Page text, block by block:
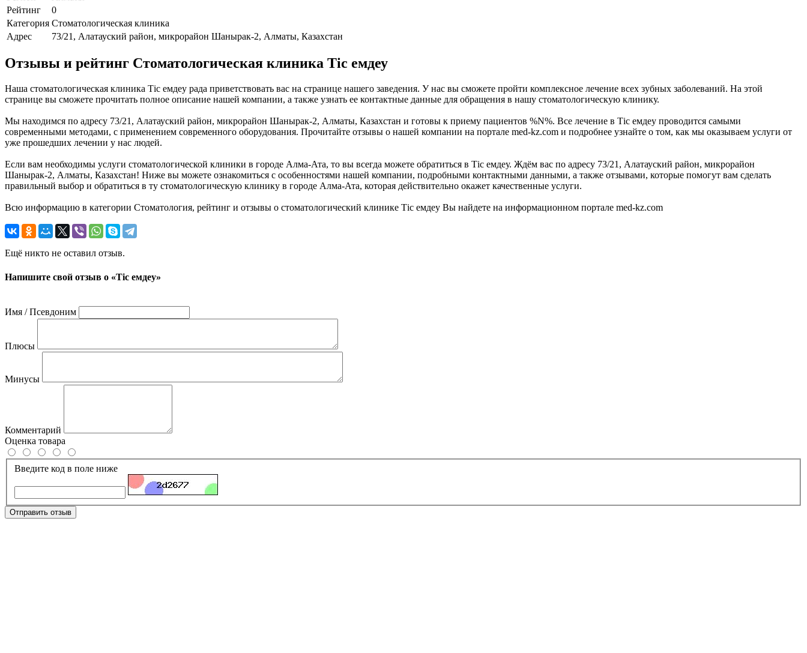
Рейтинг
0
Категория Стоматологическая клиника
Адрес
73/21, Алатауский район, микрорайон Шанырак-2, Алматы, Казахстан
Отзывы и рейтинг Стоматологическая клиника Тiс емдеу
Наша стоматологическая клиника Тiс емдеу рада приветствовать вас на странице нашего заведения. У нас вы сможете пройти комплексное лечение всех зубных заболеваний. На этой
странице вы сможете прочитать полное описание нашей компании, а также узнать ее контактные данные для обращения в нашу стоматологическую клинику.
Мы находимся по адресу 73/21, Алатауский район, микрорайон Шанырак-2, Алматы, Казахстан и готовы к приему пациентов %N%. Все лечение в Тiс емдеу проводится самыми
современными методами, с применением современного оборудования. Прочитайте отзывы о нашей компании на портале med-kz.com и подробнее узнайте о том, как мы оказываем услуги от
уже прошедших лечении у нас людей.
Если вам необходимы услуги стоматологической клиники в городе Алма-Ата, то вы всегда можете обратиться в Тiс емдеу. Ждём вас по адресу 73/21, Алатауский район, микрорайон
Шанырак-2, Алматы, Казахстан! Ниже вы можете ознакомиться с особенностями нашей компании, подробными контактными данными, а также отзывами, которые помогут вам сделать
правильный выбор и обратиться в ту стоматологическую клинику в городе Алма-Ата, которая действительно окажет качественные услуги.
Всю информацию в категории Стоматология, рейтинг и отзывы о стоматологический клинике Тiс емдеу Вы найдете на информационном портале med-kz.com
Ещё никто не оставил отзыв.
Напишите свой отзыв о «Тiс емдеу»
Имя / Псевдоним
Плюсы
Минусы
Комментарий
Оценка товара
Введите код в поле ниже
Отправить отзыв